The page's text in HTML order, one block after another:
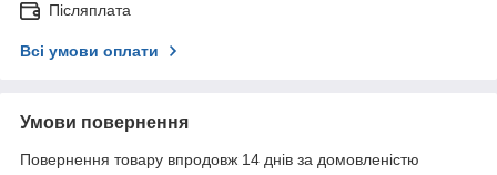
Післяплата
Всі умови оплати
Умови повернення
Повернення товару впродовж 14 днів за домовленістю